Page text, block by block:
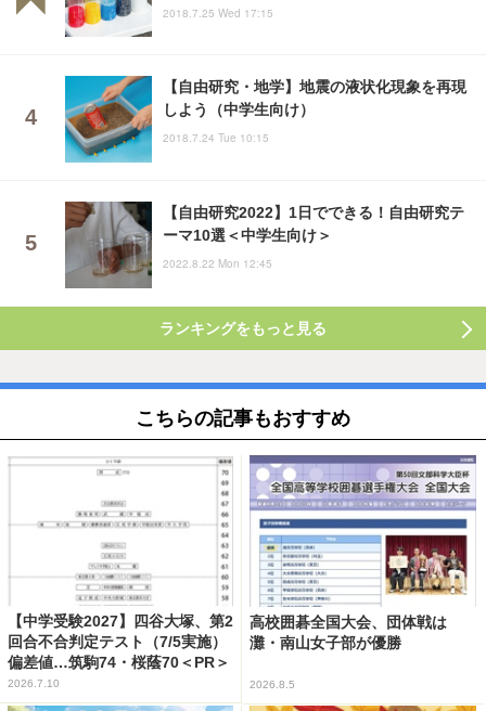
2018.7.25 Wed 17:15
【自由研究・地学】地震の液状化現象を再現
しよう（中学生向け）
2018.7.24 Tue 10:15
【自由研究2022】1日でできる！自由研究テ
ーマ10選＜中学生向け＞
2022.8.22 Mon 12:45
ランキングをもっと見る
こちらの記事もおすすめ
【中学受験2027】四谷大塚、第2
回合不合判定テスト（7/5実施）
偏差値…筑駒74・桜蔭70＜PR＞
2026.7.10
高校囲碁全国大会、団体戦は
灘・南山女子部が優勝
2026.8.5